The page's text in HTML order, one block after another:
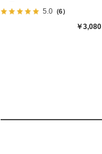
5.0（6）
￥3,080